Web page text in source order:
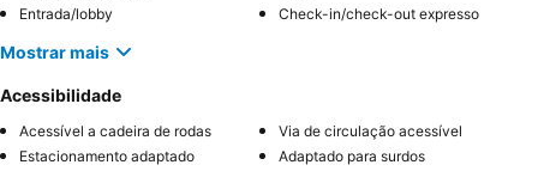
Entrada/lobby
Check-in/check-out expresso
Mostrar mais
Acessibilidade
Acessível a cadeira de rodas
Via de circulação acessível
Estacionamento adaptado
Adaptado para surdos